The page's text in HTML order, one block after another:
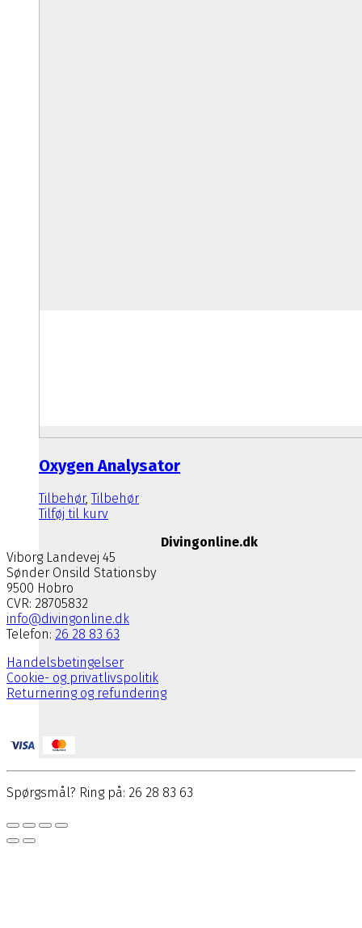
Oxygen Analysator
Tilbehør,Tilbehør
Tilføj til kurv
Den oprindelige pris var: 1.874,99
Den aktuelle pris er: 1.495,00 kr..
Divingonline.dk
Viborg Landevej 45
Sønder Onsild Stationsby
9500 Hobro
CVR: 28705832
info@divingonline.dk
Telefon: 26 28 83 63
Handelsbetingelser
Cookie- og privatlivspolitik
Returnering og refundering
Spørgsmål? Ring på: 26 28 83 63